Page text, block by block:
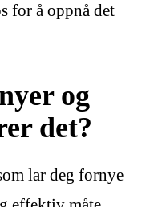
for å oppnå det
og
det?
lar deg fornye